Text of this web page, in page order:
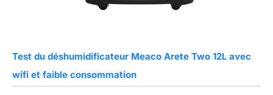
Test du déshumidificateur Meaco Arete Two 12L avec
wifi et faible consommation